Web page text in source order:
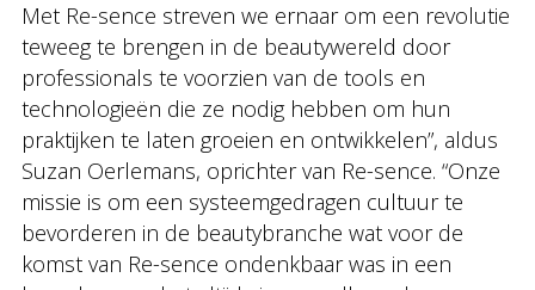
Met Re-sence streven we ernaar om een revolutie
teweeg te brengen in de beautywereld door
professionals te voorzien van de tools en
technologieën die ze nodig hebben om hun
praktijken te laten groeien en ontwikkelen”, aldus
Suzan Oerlemans, oprichter van Re-sence. “Onze
missie is om een systeemgedragen cultuur te
bevorderen in de beautybranche wat voor de
komst van Re-sence ondenkbaar was in een